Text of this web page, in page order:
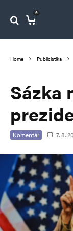
0
Home Publicistika
Sázka
Komentář 7. 8.